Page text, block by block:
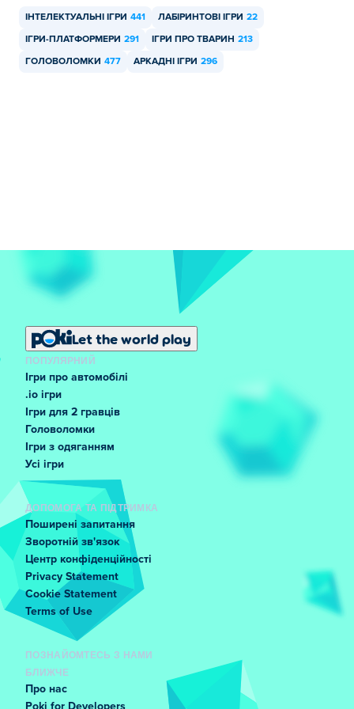
ІНТЕЛЕКТУАЛЬНІ ІГРИ 441 ЛАБІРИНТОВІ ІГРИ 22
ІГРИ-ПЛАТФОРМЕРИ 291 ІГРИ ПРО ТВАРИН 213
ГОЛОВОЛОМКИ 477 АРКАДНІ ІГРИ 296
Let the world play
ПОПУЛЯРНИЙ
Ігри про автомобілі
.io ігри
Ігри для 2 гравців
Головоломки
Ігри з одяганням
Усі ігри
ДОПОМОГА ТА ПІДТРИМКА
Поширені запитання
Зворотній зв'язок
Центр конфіденційності
Privacy Statement
Cookie Statement
Terms of Use
ПОЗНАЙОМТЕСЬ З НАМИ
БЛИЖЧЕ
Про нас
Poki for Developers